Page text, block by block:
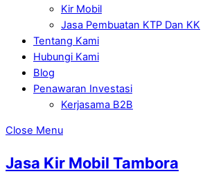
Kir Mobil
Jasa Pembuatan KTP Dan KK
Tentang Kami
Hubungi Kami
Blog
Penawaran Investasi
Kerjasama B2B
Close Menu
Jasa Kir Mobil Tambora